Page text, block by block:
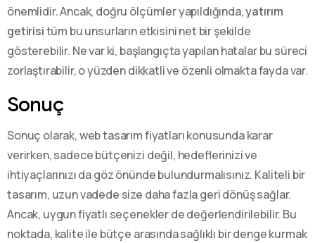
önemlidir. Ancak, doğru ölçümler yapıldığında,yatırım
getirisitüm bu unsurların etkisini net bir şekilde
gösterebilir. Ne var ki, başlangıçta yapılan hatalar bu süreci
zorlaştırabilir, o yüzden dikkatli ve özenli olmakta fayda var.
Sonuç
Sonuç olarak, web tasarım fiyatları konusunda karar
verirken, sadece bütçenizi değil, hedeflerinizi ve
ihtiyaçlarınızı da göz önünde bulundurmalısınız. Kaliteli bir
tasarım, uzun vadede size daha fazla geri dönüş sağlar.
Ancak, uygun fiyatlı seçenekler de değerlendirilebilir. Bu
noktada, kalite ile bütçe arasında sağlıklı bir denge kurmak